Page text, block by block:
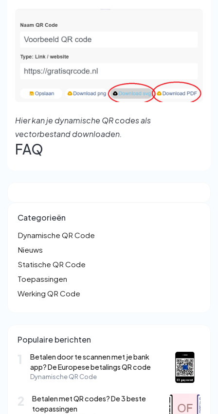
Hier kan je dynamische QR codes als
vectorbestand downloaden.
FAQ
Categorieën
Dynamische QR Code
Nieuws
Statische QR Code
Toepassingen
Werking QR Code
Populaire berichten
1
Betalen door te scannen met je bank
app? De Europese betalings QR code
Dynamische QR Code
2
Betalen met QR codes? De 3 beste
toepassingen